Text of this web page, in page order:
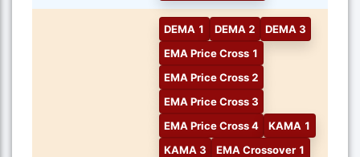
DEMA 1 DEMA 2
DEMA 3
EMA Price Cross 1
EMA Price Cross 2
EMA Price Cross 3
EMA Price Cross 4
KAMA 1
KAMA 3
EMA Crossover 1